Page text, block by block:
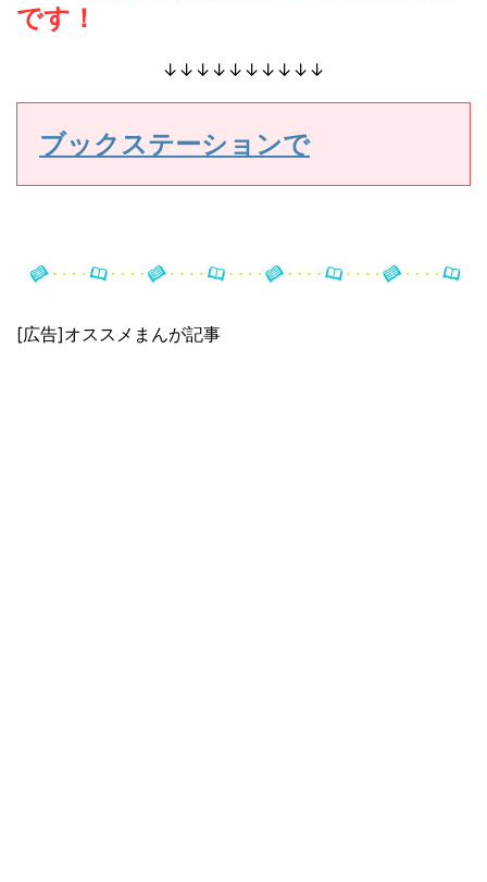
です！
↓↓↓↓↓↓↓↓↓↓
ブックステーションで
[広告]オススメまんが記事